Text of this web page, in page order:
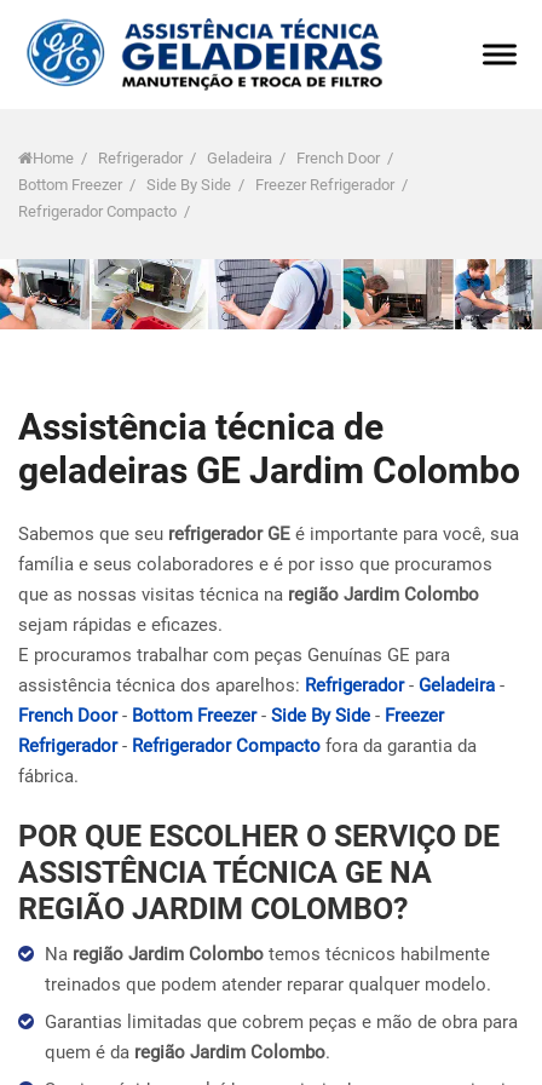
Home / Refrigerador / Geladeira / French Door /
Bottom Freezer / Side By Side / Freezer Refrigerador /
Refrigerador Compacto /
Assistência técnica de
geladeiras GE Jardim Colombo
Sabemos que seu refrigerador GE é importante para você, sua
família e seus colaboradores e é por isso que procuramos
que as nossas visitas técnica na região Jardim Colombo
sejam rápidas e eficazes.
E procuramos trabalhar com peças Genuínas GE para
assistência técnica dos aparelhos: Refrigerador- Geladeira -
French Door- Bottom Freezer- Side By Side - Freezer
Refrigerador- Refrigerador Compacto fora da garantia da
fábrica.
POR QUE ESCOLHER O SERVIÇO DE
ASSISTÊNCIA TÉCNICA GE NA
REGIÃO JARDIM COLOMBO?
Na região Jardim Colombo temos técnicos habilmente
treinados que podem atender reparar qualquer modelo.
Garantias limitadas que cobrem peças e mão de obra para
quem é da região Jardim Colombo.